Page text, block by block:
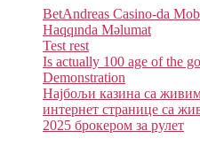
BetAndreas Casino-da
Haqqında Məlumat
Test rest
Is actually 100 age of the
Demonstration
Најбољи казина са
интернет странице са
2025 брокером за рулет